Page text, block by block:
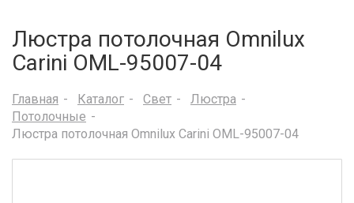
Люстра потолочная Omnilux
Carini OML-95007-04
Главная Каталог Свет
Люстра
Потолочные
Люстра потолочная Omnilux Carini OML-95007-04